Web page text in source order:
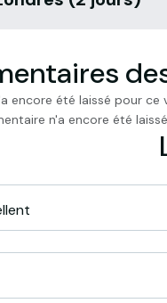
encore été laissé pour ce
n'a encore été